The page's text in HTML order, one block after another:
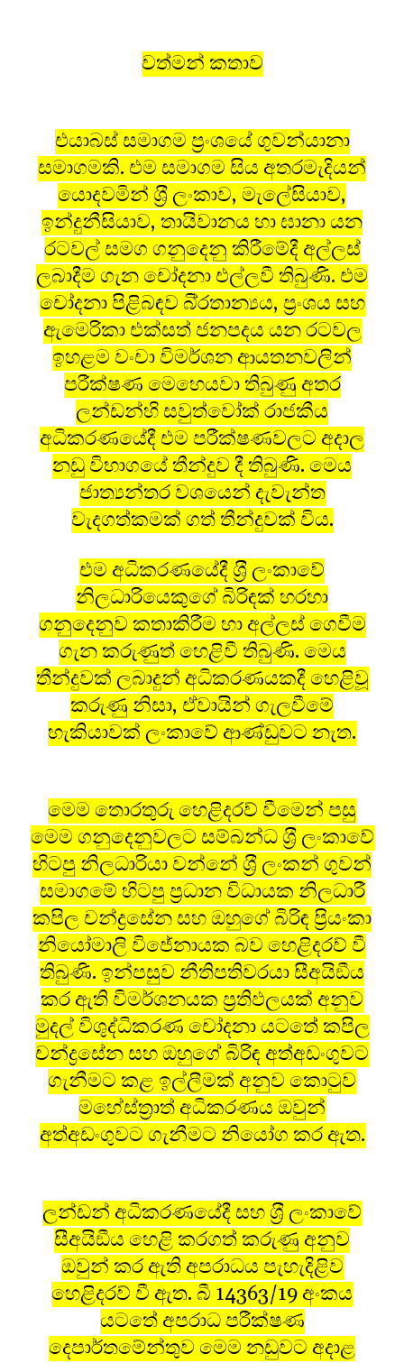
වත්මන් කතාව
එයාබස් සමාගම ප‍්‍රංශයේ ගුවන්යානා
සමාගමකි. එම සමාගම සිය අතරමැදියන්
යොදවමින් ශ‍්‍රී ලංකාව, මැලේසියාව,
ඉන්දුනීසියාව, තායිවානය හා ඝානා යන
රටවල් සමග ගනුදෙනු කිරීමේදී අල්ලස්
ලබාදීම ගැන චෝදනා එල්ලවී තිබුණි. එම
චෝදනා පිළිබඳව බි‍්‍රතාන්‍යය, ප‍්‍රංශය සහ
ඇමෙරිකා එක්සත් ජනපදය යන රටවල
ඉහළම වංචා විමර්ශන ආයතනවලින්
පරීක්ෂණ මෙහෙයවා තිබුණු අතර
ලන්ඩන්හි සවුත්වෝක් රාජකීය
අධිකරණයේදී එම පරීක්ෂණවලට අදාල
නඩු විභාගයේ තීන්දුව දී තිබුණි. මෙය
ජාත්‍යන්තර වශයෙන් දැවැන්ත
වැදගත්කමක් ගත් තීන්දුවක් විය.
එම අධිකරණයේදී ශ‍්‍රී ලංකාවේ
නිලධාරියෙකුගේ බිරිඳක් හරහා
ගනුදෙනුව කතාකිරීම හා අල්ලස් ගෙවීම
ගැන කරුණුත් හෙළිවී තිබුණි. මෙය
තීන්දුවක් ලබාදුන් අධිකරණයකදී හෙළිවූ
කරුණු නිසා, ඒවායින් ගැලවීමේ
හැකියාවක් ලංකාවේ ආණ්ඩුවට නැත.
මෙම තොරතුරු හෙළිදරව් වීමෙන් පසු
මෙම ගනුදෙනුවලට සම්බන්ධ ශ‍්‍රී ලංකාවේ
හිටපු නිලධාරියා වන්නේ ශ‍්‍රී ලංකන් ගුවන්
සමාගමේ හිටපු ප‍්‍රධාන විධායක නිලධාරී
කපිල චන්ද්‍රසේන සහ ඔහුගේ බිරිඳ ප‍්‍රියංකා
නියෝමාලි විජේනායක බව හෙළිදරව් වී
තිබුණි. ඉන්පසුව නීතිපතිවරයා සීඅයිඞීය
කර ඇති විමර්ශනයක ප‍්‍රතිඵලයක් අනුව
මුදල් විශුද්ධිකරණ චෝදනා යටතේ කපිල
චන්ද්‍රසේන සහ ඔහුගේ බිරිඳ අත්අඩංගුවට
ගැනීමට කළ ඉල්ලීමක් අනුව කොටුව
මහේස්ත‍්‍රාත් අධිකරණය ඔවුන්
අත්අඩංගුවට ගැනීමට නියෝග කර ඇත.
ලන්ඩන් අධිකරණයේදී සහ ශ‍්‍රී ලංකාවේ
සීඅයිඞීය හෙළි කරගත් කරුණු අනුව
ඔවුන් කර ඇති අපරාධය පැහැදිළිව
හෙළිදරව් වී ඇත. බී 14363/19 අංකය
යටතේ අපරාධ පරීක්ෂණ
දෙපාර්තමේන්තුව මෙම නඩුවට අදාළ